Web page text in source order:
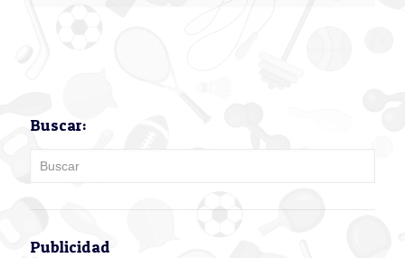
Buscar:
Publicidad